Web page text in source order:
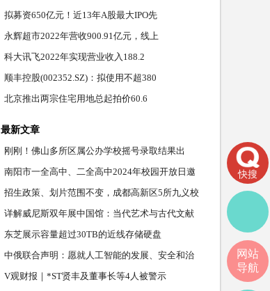
拟募资650亿元！近13年A股最大IPO先
永辉超市2022年营收900.91亿元，线上
科大讯飞2022年实现营业收入188.2
顺丰控股(002352.SZ)：拟使用不超380
北京推出两宗住宅用地总起拍价60.6
最新文章
刚刚！佛山多所区属公办学校摇号录取结果出
炉，查询通道→
南阳市一全高中、二全高中2024年校园开放日邀
请您
招生政策、划片范围不变，成都高新区5所九义校
更名，纳入
详解威尼斯双年展中国馆：当代艺术与古代文献
互动
东芝展示容量超过30TB的近线存储硬盘
中俄联合声明：愿就人工智能的发展、安全和治
理加强交流
V观财报｜*ST贤丰及董事长等4人被警示
快搜
网站
导航